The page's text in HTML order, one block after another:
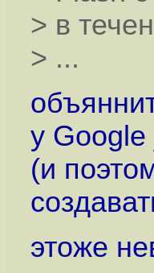
> в
> ...
у
(и
этоже